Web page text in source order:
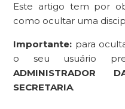
Este artigo tem por
como ocultar uma
Importante: para
o seu usuário
ADMINISTRADOR
SECRETARIA.